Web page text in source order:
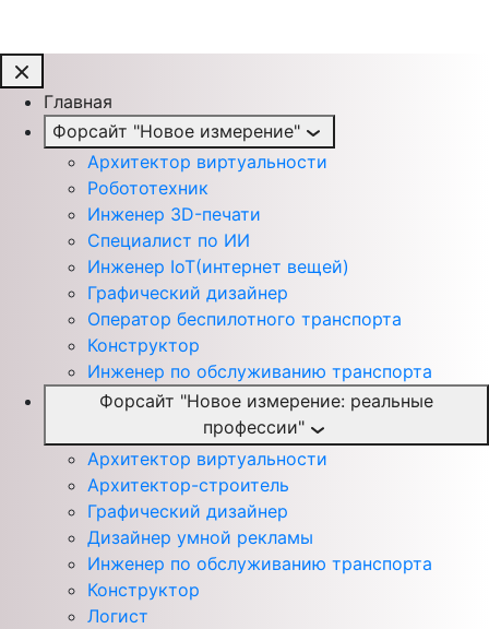
Главная
Форсайт "Новое измерение"
Архитектор виртуальности
Робототехник
Инженер 3D-печати
Специалист по ИИ
Инженер IoT(интернет вещей)
Графический дизайнер
Оператор беспилотного транспорта
Конструктор
Инженер по обслуживанию транспорта
Форсайт "Новое измерение: реальные
профессии"
Архитектор виртуальности
Архитектор-строитель
Графический дизайнер
Дизайнер умной рекламы
Инженер по обслуживанию транспорта
Конструктор
Логист